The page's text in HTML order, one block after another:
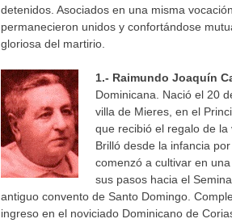
detenidos. Asociados en una misma
permanecieron unidos y confortándose
gloriosa del martirio.
1.- Raimundo Joaquín
Dominicana. Nació el 20
villa de Mieres, en el
que recibió el regalo de la
Brilló desde la infancia
comenzó a cultivar en
sus pasos hacia el
antiguo convento de Santo Domingo.
ingreso en el noviciado Dominicano de